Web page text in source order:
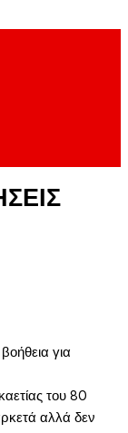
για
του 80
αλλά δεν